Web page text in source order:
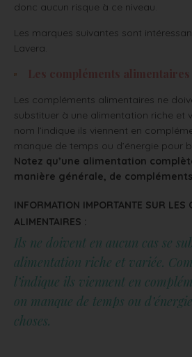
donc aucun risque à ce niveau.
Les marques suivantes sont
Lavera.
Les compléments alimentaires ne
substituer à une alimentation riche et
nom l’indique ils viennent en
manque de temps ou d’énergie pour
Notez qu’une alimentation
manière générale, de
INFORMATION IMPORTANTE SUR LES
ALIMENTAIRES :
Ils ne doivent en aucun cas se
alimentation riche et variée.
l’indique ils viennent en
on manque de temps ou
choses.